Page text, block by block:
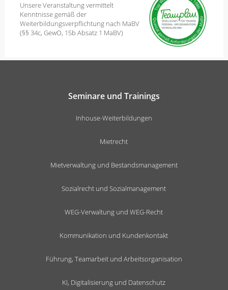
Unsere Veranstaltung vermittelt
Kenntnisse gemäß der
Weiterbildungsverpflichtung nach MaBV
(§§ 34c, GewO, 15b Absatz 1 MaBV)
Seminare und Trainings
Inhouse-Weiterbildungen
Mietrecht
Mietverwaltung und Bestandsmanagement
Sozialrecht und Sozialmanagement
WEG-Verwaltung und WEG-Recht
Kommunikation und Kundenkontakt
Führung, Teamarbeit und Arbeitsorganisation
KI, Digitalisierung und Datenschutz